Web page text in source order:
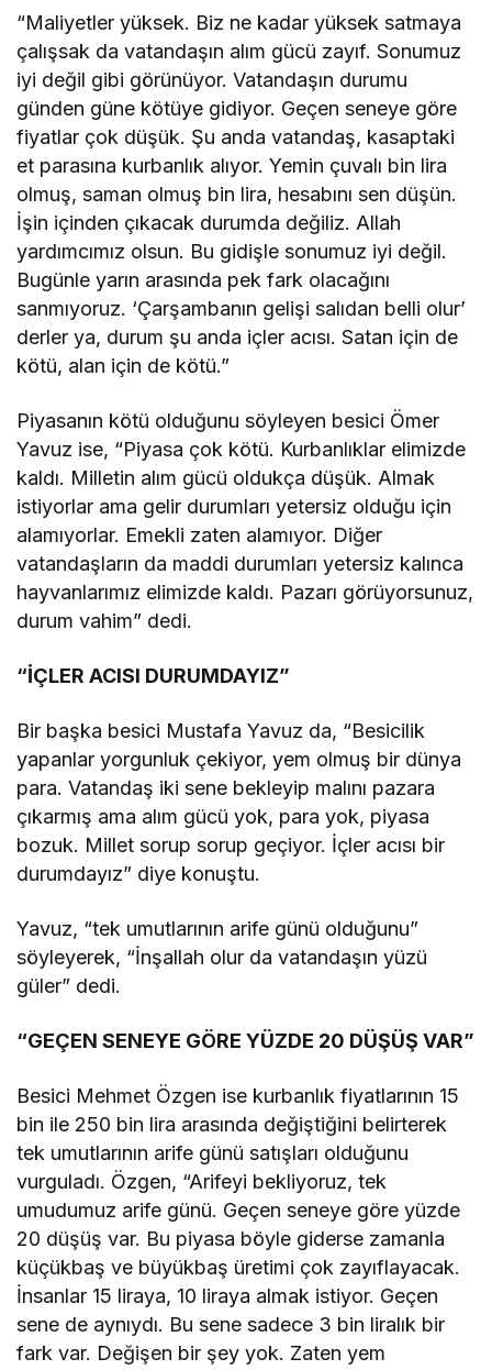
“Maliyetler yüksek. Biz ne kadar yüksek satmaya
çalışsak da vatandaşın alım gücü zayıf. Sonumuz
iyi değil gibi görünüyor. Vatandaşın durumu
günden güne kötüye gidiyor. Geçen seneye göre
fiyatlar çok düşük. Şu anda vatandaş, kasaptaki
et parasına kurbanlık alıyor. Yemin çuvalı bin lira
olmuş, saman olmuş bin lira, hesabını sen düşün.
İşin içinden çıkacak durumda değiliz. Allah
yardımcımız olsun. Bu gidişle sonumuz iyi değil.
Bugünle yarın arasında pek fark olacağını
sanmıyoruz. ‘Çarşambanın gelişi salıdan belli olur’
derler ya, durum şu anda içler acısı. Satan için de
kötü, alan için de kötü.”
Piyasanın kötü olduğunu söyleyen besici Ömer
Yavuz ise, “Piyasa çok kötü. Kurbanlıklar elimizde
kaldı. Milletin alım gücü oldukça düşük. Almak
istiyorlar ama gelir durumları yetersiz olduğu için
alamıyorlar. Emekli zaten alamıyor. Diğer
vatandaşların da maddi durumları yetersiz kalınca
hayvanlarımız elimizde kaldı. Pazarı görüyorsunuz,
durum vahim” dedi.
“İÇLER ACISI DURUMDAYIZ”
Bir başka besici Mustafa Yavuz da, “Besicilik
yapanlar yorgunluk çekiyor, yem olmuş bir dünya
para. Vatandaş iki sene bekleyip malını pazara
çıkarmış ama alım gücü yok, para yok, piyasa
bozuk. Millet sorup sorup geçiyor. İçler acısı bir
durumdayız” diye konuştu.
Yavuz, “tek umutlarının arife günü olduğunu”
söyleyerek, “İnşallah olur da vatandaşın yüzü
güler” dedi.
“GEÇEN SENEYE GÖRE YÜZDE 20 DÜŞÜŞ VAR”
Besici Mehmet Özgen ise kurbanlık fiyatlarının 15
bin ile 250 bin lira arasında değiştiğini belirterek
tek umutlarının arife günü satışları olduğunu
vurguladı. Özgen, “Arifeyi bekliyoruz, tek
umudumuz arife günü. Geçen seneye göre yüzde
20 düşüş var. Bu piyasa böyle giderse zamanla
küçükbaş ve büyükbaş üretimi çok zayıflayacak.
İnsanlar 15 liraya, 10 liraya almak istiyor. Geçen
sene de aynıydı. Bu sene sadece 3 bin liralık bir
fark var. Değişen bir şey yok. Zaten yem